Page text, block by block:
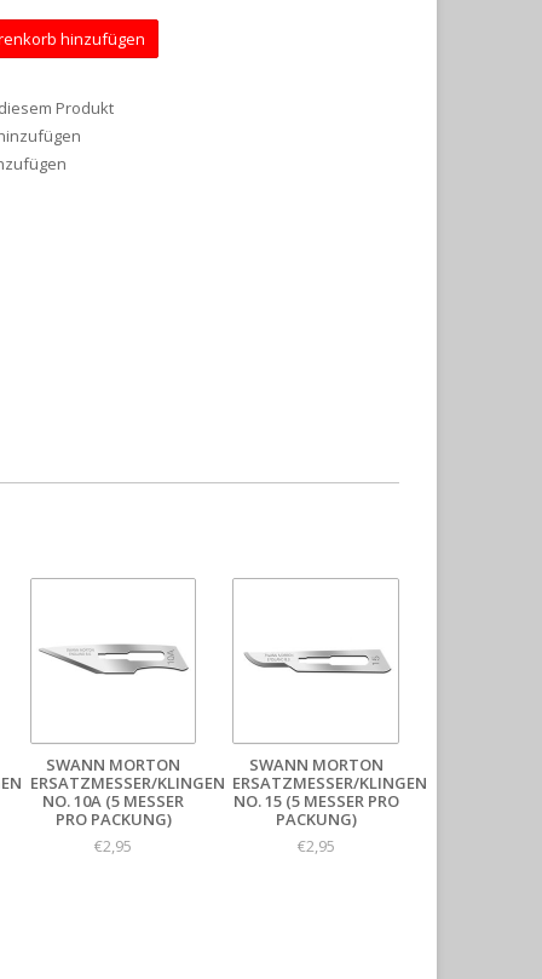
hinzufügen
Produkt
SWANN MORTON
ERSATZMESSER/KLINGEN
NO. 10A (5 MESSER
PRO PACKUNG)
€2,95
SWANN MORTON
ERSATZMESSER/KLINGEN
NO. 15 (5 MESSER PRO
PACKUNG)
€2,95